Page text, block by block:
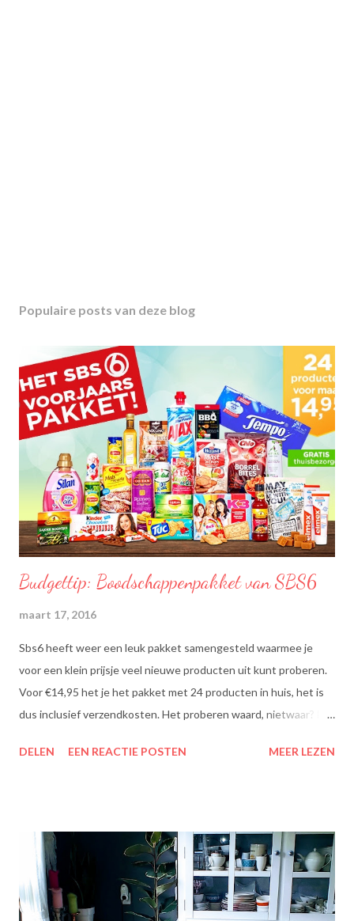
Populaire posts van deze blog
Budgettip: Boodschappenpakket van SBS6
maart 17, 2016
Sbs6 heeft weer een leuk pakket samengesteld waarmee je
voor een klein prijsje veel nieuwe producten uit kunt proberen.
Voor €14,95 het je het pakket met 24 producten in huis, het is
dus inclusief verzendkosten. Het proberen waard, nietwaar? Dit
theesmaken van Lipton: voor een goed moment dat heerlijk
mengsel van zonnebloem-, lijnzaad- en koolzaadolie. Het bevat
Omega’s 3 & 6 die goed zijn voor hart en bloedvaten. Omega's 3
& 6 zijn meervoudig onverzadigde vetzuren, die het lichaam niet
zelf kan aanmaken. Ze dragen bij tot de instandhouding van een
DELEN EEN REACTIE POSTEN MEER LEZEN